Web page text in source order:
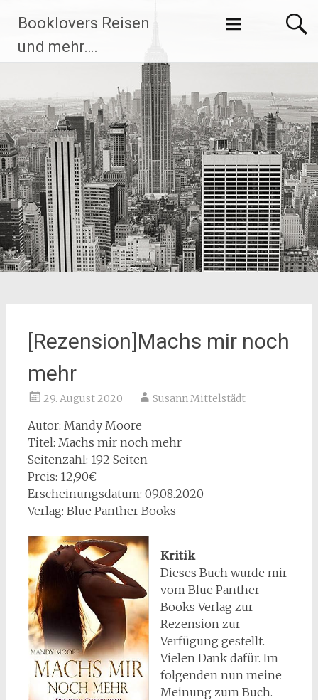
Inhalt
springen
Booklovers Reisen
und mehr….
[Rezension]Machs mir noch
mehr
29. August 2020 Susann Mittelstädt
Autor: Mandy Moore
Titel: Machs mir noch mehr
Seitenzahl: 192 Seiten
Preis: 12,90€
Erscheinungsdatum: 09.08.2020
Verlag: Blue Panther Books
Kritik
Dieses Buch wurde mir
vom Blue Panther
Books Verlag zur
Rezension zur
Verfügung gestellt.
Vielen Dank dafür. Im
folgenden nun meine
Meinung zum Buch.